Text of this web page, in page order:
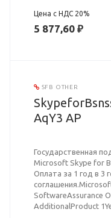
Цена с НДС 20%
5 877,60 ₽
SFB OTHER
AqY3 AP
Государственная
Microsoft Skype for
Оплата за 1 год в 3
SoftwareAssurance
AdditionalProduct